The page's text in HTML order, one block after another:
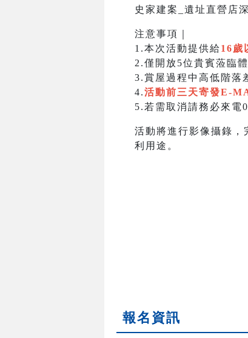
史家建案_遺址直營店
注意事項｜
1.本次活動提供給16歲
2.僅開放5位貴賓蒞臨
3.賞屋過程中高低階落
4.活動前三天寄發E-
5.若需取消請務必來電
活動將進行影像攝錄，
利用途。
報名資訊